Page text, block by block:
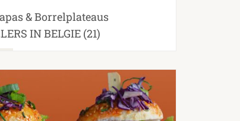
& Borrelplateaus
IN BELGIE (21)